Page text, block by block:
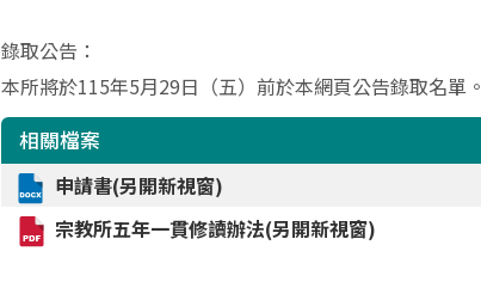
錄取公告：
本所將於115年5月29日（五）前於本網頁公告錄取名單。
相關檔案
申請書(另開新視窗)
宗教所五年一貫修讀辦法(另開新視窗)